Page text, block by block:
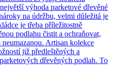
výhoda parketové dřevěné
na údržbu, velmi důležitá je
je třeba příležitostně
podlahu čistit a ochraňovat,
Artisan kolekce
již předleštěných a
dřevěných podlah. To